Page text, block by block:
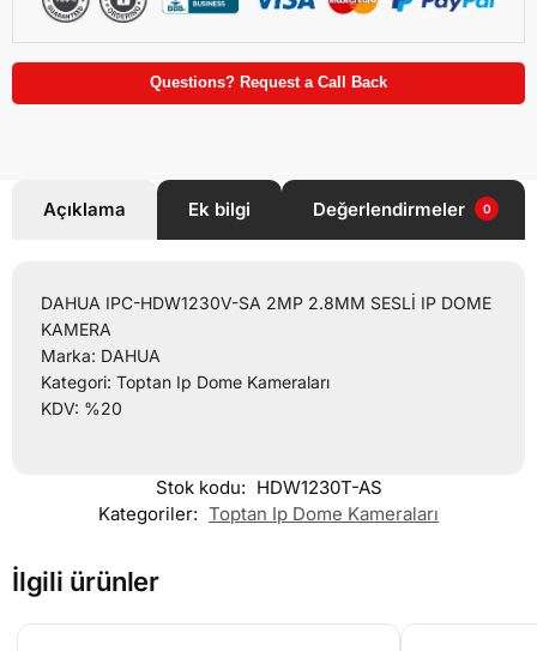
Questions? Request a Call Back
Açıklama Ek bilgi Değerlendirmeler 0
DAHUA IPC-HDW1230V-SA 2MP 2.8MM SESLİ IP DOME
KAMERA
Marka: DAHUA
Kategori: Toptan Ip Dome Kameraları
KDV: %20
Stok kodu: HDW1230T-AS
Kategoriler: Toptan Ip Dome Kameraları
İlgili ürünler